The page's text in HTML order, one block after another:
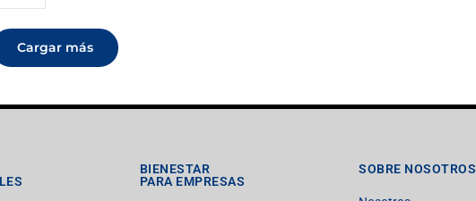
Cargar más
BIENESTAR
PARA EMPRESAS
SOBRE NOSOTROS